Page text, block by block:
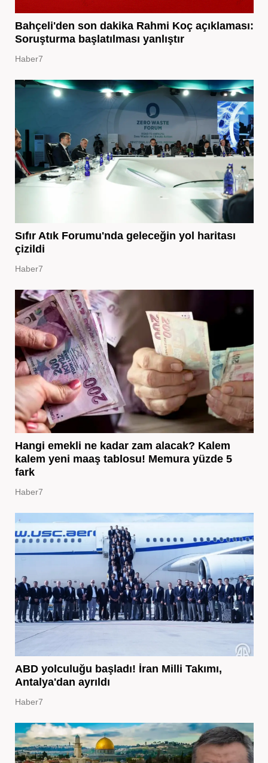
Bahçeli'den son dakika Rahmi Koç açıklaması:
Soruşturma başlatılması yanlıştır
Haber7
Sıfır Atık Forumu'nda geleceğin yol haritası
çizildi
Haber7
Hangi emekli ne kadar zam alacak? Kalem
kalem yeni maaş tablosu! Memura yüzde 5
fark
Haber7
ABD yolculuğu başladı! İran Milli Takımı,
Antalya'dan ayrıldı
Haber7